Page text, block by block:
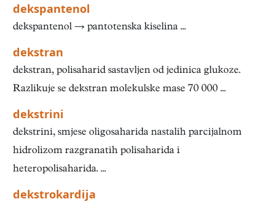
dekspantenol
dekspantenol → pantotenska kiselina ...
dekstran
dekstran, polisaharid sastavljen od jedinica glukoze.
Razlikuje se dekstran molekulske mase 70 000 ...
dekstrini
dekstrini, smjese oligosaharida nastalih parcijalnom
hidrolizom razgranatih polisaharida i
heteropolisaharida. ...
dekstrokardija